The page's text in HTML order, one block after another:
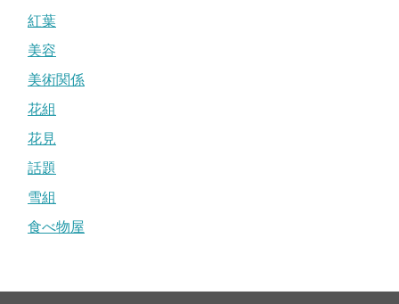
紅葉
美容
美術関係
花組
花見
話題
雪組
食べ物屋